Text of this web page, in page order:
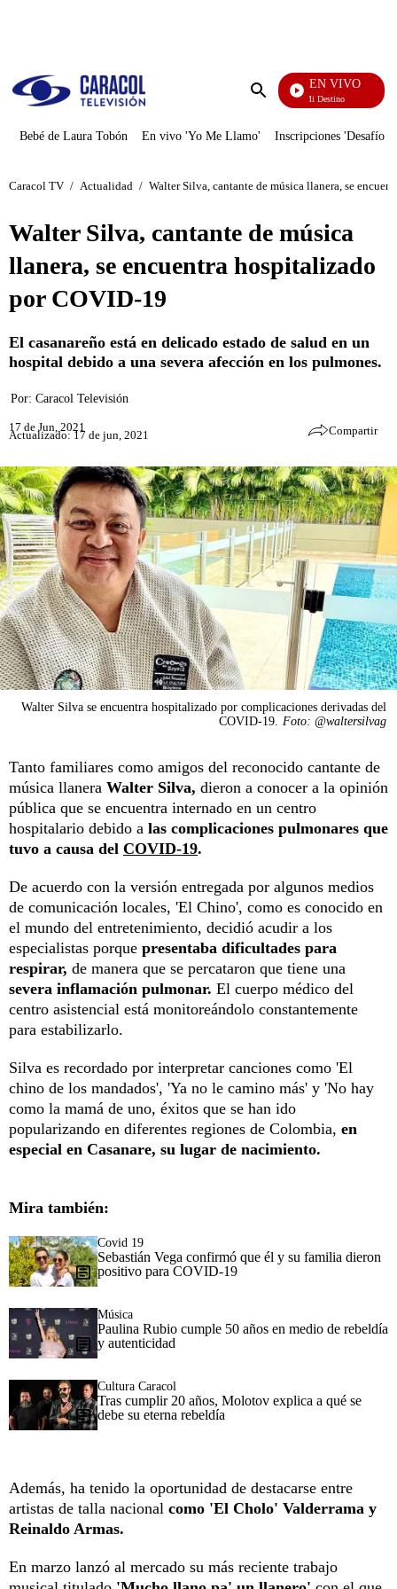
Enviar
EN VIVO
El Juego De Mi Destino
Bebé de Laura Tobón En vivo 'Yo Me Llamo' Inscripciones 'Desafío'
Caracol TV / Actualidad / Walter Silva, cantante de música llanera, se
Walter Silva, cantante de música
llanera, se encuentra hospitalizado
por COVID-19
El casanareño está en delicado estado de salud en un
hospital debido a una severa afección en los pulmones.
Por: Caracol Televisión
17 de Jun, 2021
Actualizado: 17 de jun, 2021 Compartir
Walter Silva se encuentra hospitalizado por complicaciones derivadas del
COVID-19.
Foto: @waltersilvag
Tanto familiares como amigos del reconocido cantante de
música llanera Walter Silva, dieron a conocer a la opinión
pública que se encuentra internado en un centro
hospitalario debido a las complicaciones pulmonares que
tuvo a causa del COVID-19.
De acuerdo con la versión entregada por algunos medios
de comunicación locales, 'El Chino', como es conocido en
el mundo del entretenimiento, decidió acudir a los
especialistas porque presentaba dificultades para
respirar, de manera que se percataron que tiene una
severa inflamación pulmonar. El cuerpo médico del
centro asistencial está monitoreándolo constantemente
para estabilizarlo.
Silva es recordado por interpretar canciones como 'El
chino de los mandados', 'Ya no le camino más' y 'No hay
como la mamá de uno, éxitos que se han ido
popularizando en diferentes regiones de Colombia, en
especial en Casanare, su lugar de nacimiento.
Mira también:
Covid 19
Sebastián Vega confirmó que él y su familia dieron
positivo para COVID-19
Música
Paulina Rubio cumple 50 años en medio de rebeldía
y autenticidad
Cultura Caracol
Tras cumplir 20 años, Molotov explica a qué se
debe su eterna rebeldía
Además, ha tenido la oportunidad de destacarse entre
artistas de talla nacional como 'El Cholo' Valderrama y
Reinaldo Armas.
En marzo lanzó al mercado su más reciente trabajo